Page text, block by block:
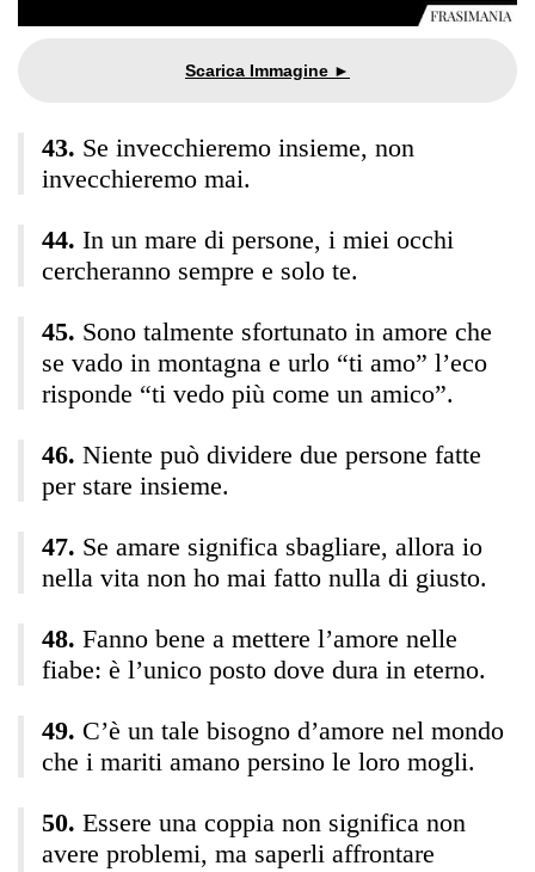
Se invecchieremo insieme, non
invecchieremo mai.
In un mare di persone, i miei occhi
cercheranno sempre e solo te.
Sono talmente sfortunato in amore che
se vado in montagna e urlo “ti amo” l’eco
risponde “ti vedo più come un amico”.
Niente può dividere due persone fatte
per stare insieme.
Se amare significa sbagliare, allora io
nella vita non ho mai fatto nulla di giusto.
Fanno bene a mettere l’amore nelle
fiabe: è l’unico posto dove dura in eterno.
C’è un tale bisogno d’amore nel mondo
che i mariti amano persino le loro mogli.
Essere una coppia non significa non
avere problemi, ma saperli affrontare